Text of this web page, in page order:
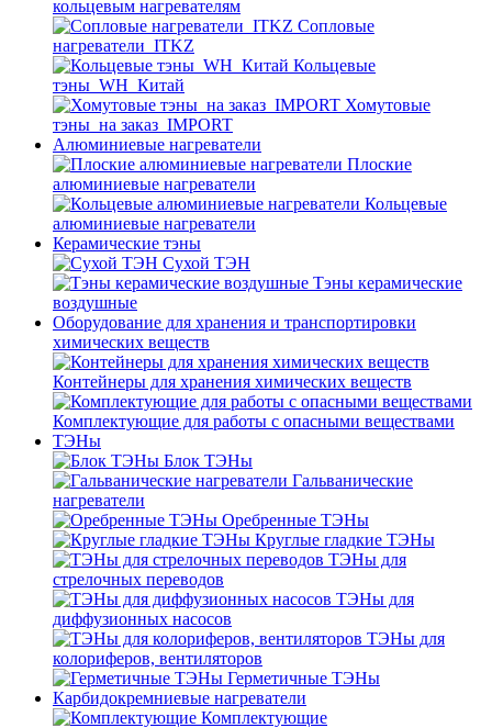
кольцевым нагревателям
Cопловые
нагреватели_ITKZ
Кольцевые
тэны_WH_Китай
Хомутовые
тэны_на заказ_IMPORT
Алюминиевые нагреватели
Плоские
алюминиевые нагреватели
Кольцевые
алюминиевые нагреватели
Керамические тэны
Сухой ТЭН
Тэны керамические
воздушные
Оборудование для хранения и транспортировки
химических веществ
Контейнеры для хранения химических веществ
Комплектующие для работы с опасными веществами
ТЭНы
Блок ТЭНы
Гальванические
нагреватели
Оребренные ТЭНы
Круглые гладкие ТЭНы
ТЭНы для
стрелочных переводов
ТЭНы для
диффузионных насосов
ТЭНы для
колориферов, вентиляторов
Герметичные ТЭНы
Карбидокремниевые нагреватели
Комплектующие